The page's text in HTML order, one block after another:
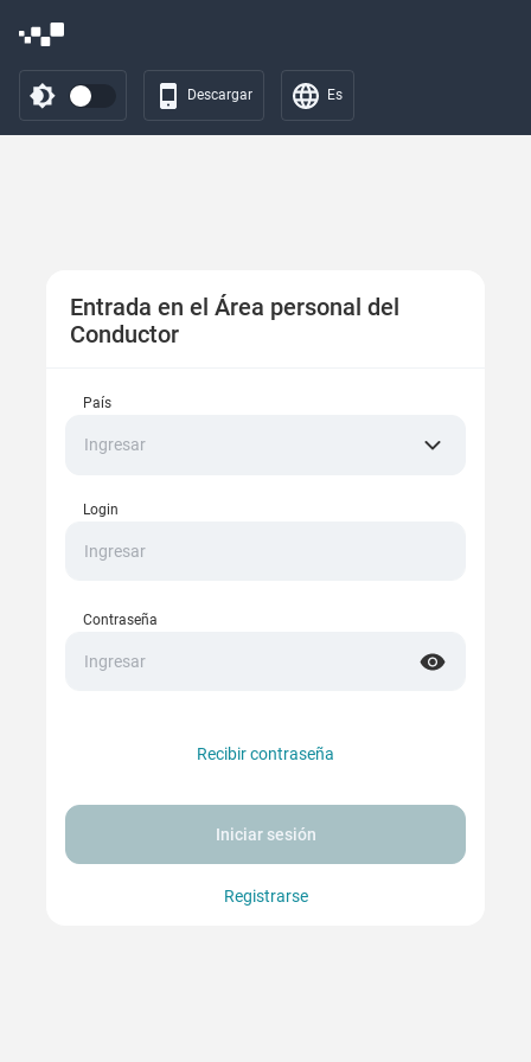
Descargar Es
Entrada en el Área personal del
Conductor
País
Ingresar
Login
Contraseña
Recibir contraseña
Iniciar sesión
Registrarse